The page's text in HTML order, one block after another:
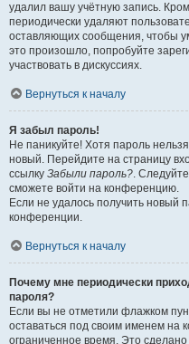
удалил вашу учётную запись.
периодически удаляют
оставляющих сообщения, чтобы
это произошло, попробуйте
участвовать в дискуссиях.
Вернуться к началу
Я забыл пароль!
Не паникуйте! Хотя пароль
новый. Перейдите на страницу
ссылку Забыли пароль?.
сможете войти на конференцию.
Если не удалось получить новый
конференции.
Вернуться к началу
Почему мне периодически
пароля?
Если вы не отметили флажком
оставаться под своим именем на
ограниченное время. Это сделано